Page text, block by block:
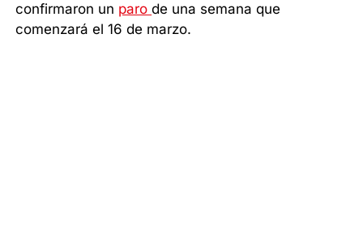
confirmaron un parode una semana que
comenzará el 16 de marzo.